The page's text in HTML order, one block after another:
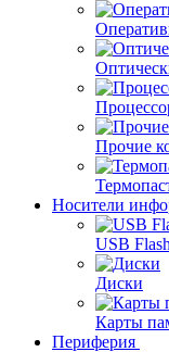
Прочие
Носители
USB
Диски
Карты
Периферия